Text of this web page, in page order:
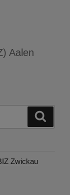
Aalen
Zwickau